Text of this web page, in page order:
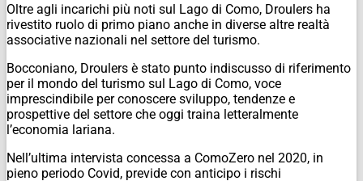
Oltre agli incarichi più noti sul Lago di Como, Droulers ha
rivestito ruolo di primo piano anche in diverse altre realtà
associative nazionali nel settore del turismo.
Bocconiano, Droulers è stato punto indiscusso di riferimento
per il mondo del turismo sul Lago di Como, voce
imprescindibile per conoscere sviluppo, tendenze e
prospettive del settore che oggi traina letteralmente
l’economia lariana.
Nell’ultima intervista concessa a ComoZero nel 2020, in
pieno periodo Covid, previde con anticipo i rischi